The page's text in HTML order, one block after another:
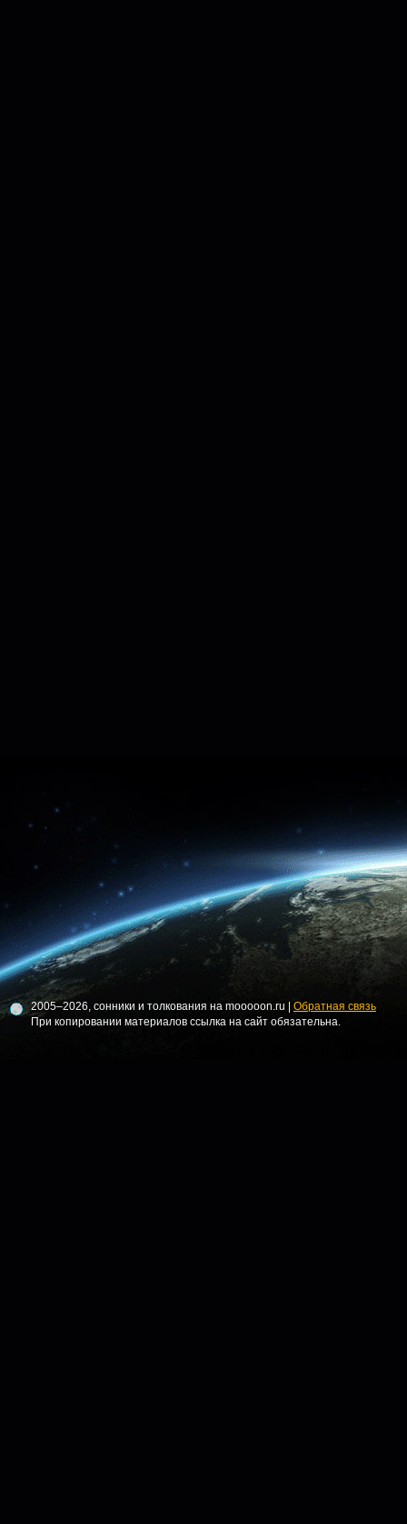
2005–2026, сонники и толкования на mooooon.ru | Обратная связь
При копировании материалов ссылка на сайт обязательна.